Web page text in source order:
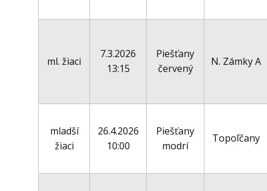
ml. žiaci
7.3.2026
13:15
Piešťany
červený
N. Zámky A
mladší
žiaci
26.4.2026
10:00
Piešťany
modrí
Topoľčany